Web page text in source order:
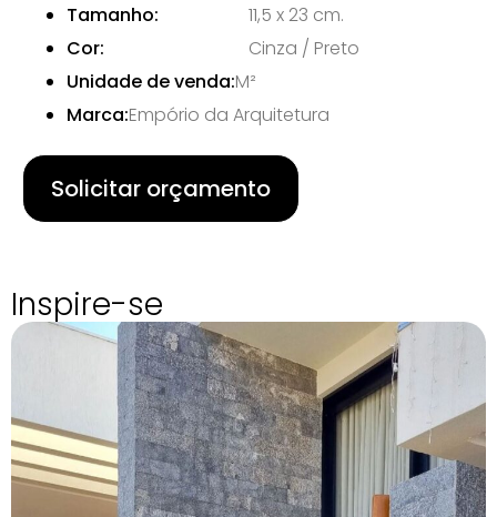
Tamanho:
11,5 x 23 cm.
Cor:
Cinza / Preto
Unidade de venda:M²
Marca:Empório da Arquitetura
Solicitar orçamento
Inspire-se